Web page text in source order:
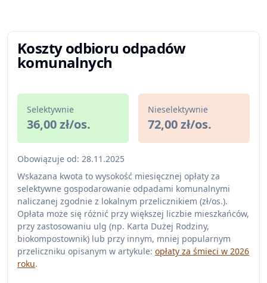
Koszty odbioru odpadów
komunalnych
Selektywnie
36,00 zł/os.
Nieselektywnie
72,00 zł/os.
Obowiązuje od: 28.11.2025
Wskazana kwota to wysokość miesięcznej opłaty za
selektywne gospodarowanie odpadami komunalnymi
naliczanej zgodnie z lokalnym przelicznikiem (zł/os.).
Opłata może się różnić przy większej liczbie mieszkańców,
przy zastosowaniu ulg (np. Karta Dużej Rodziny,
biokompostownik) lub przy innym, mniej popularnym
przeliczniku opisanym w artykule: opłaty za śmieci w 2026
roku.